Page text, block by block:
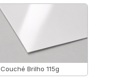
Couché Brilho 115g